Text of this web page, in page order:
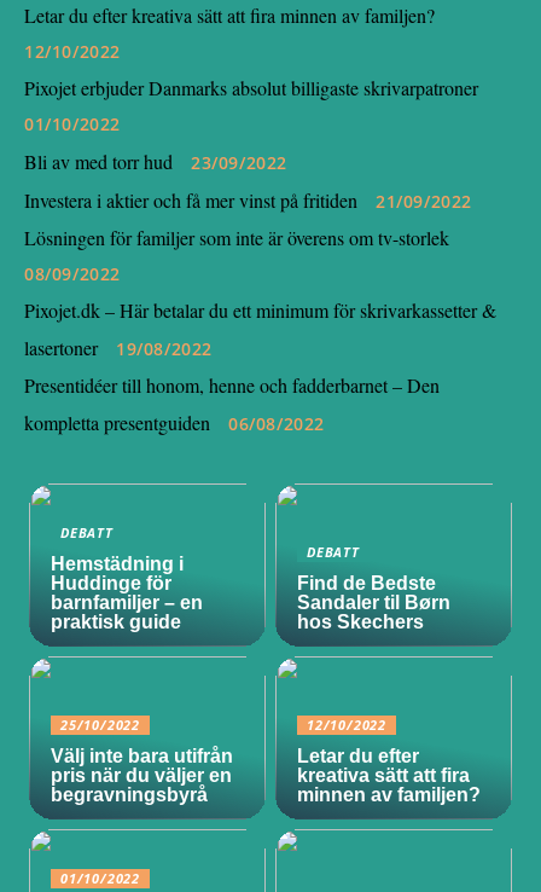
Letar du efter kreativa sätt att fira minnen av familjen?
12/10/2022
Pixojet erbjuder Danmarks absolut billigaste skrivarpatroner
01/10/2022
Bli av med torr hud 23/09/2022
Investera i aktier och få mer vinst på fritiden 21/09/2022
Lösningen för familjer som inte är överens om tv-storlek
08/09/2022
Pixojet.dk – Här betalar du ett minimum för skrivarkassetter &
lasertoner
19/08/2022
Presentidéer till honom, henne och fadderbarnet – Den
kompletta presentguiden
06/08/2022
DEBATT
Hemstädning i
Huddinge för
barnfamiljer – en
praktisk guide
DEBATT
Find de Bedste
Sandaler til Børn
hos Skechers
25/10/2022
Välj inte bara utifrån
pris när du väljer en
begravningsbyrå
12/10/2022
Letar du efter
kreativa sätt att fira
minnen av familjen?
01/10/2022